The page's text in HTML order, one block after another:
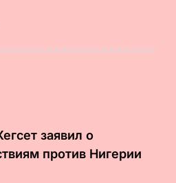
заявил о
против Нигерии